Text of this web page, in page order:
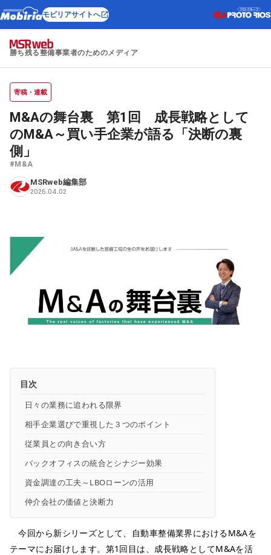
モビリアサイトへ
勝ち残る整備事業者のためのメディア
寄稿・連載
M&Aの舞台裏 第1回 成長戦略として
のM&A～買い手企業が語る「決断の裏
側」
#M&A
MSRweb編集部
2026.04.02
目次
日々の業務に追われる限界
相手企業選びで重視した３つのポイント
従業員との向き合い方
バックオフィスの統合とシナジー効果
資金調達の工夫～LBOローンの活用
仲介会社の価値と決断力
今回から新シリーズとして、自動車整備業界におけるM&Aを
テーマにお届けします。第1回目は、成長戦略としてM&Aを活